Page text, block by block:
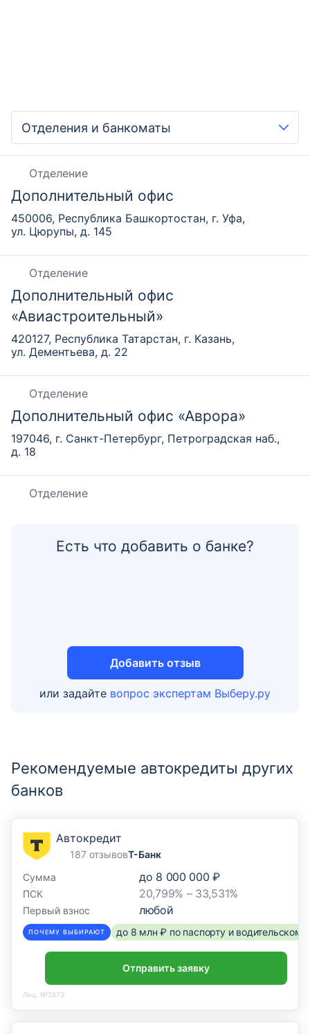
Отделение
Дополнительный офис
450006, Республика Башкортостан, г. Уфа,
ул. Цюрупы, д. 145
Отделение
Дополнительный офис
«Авиастроительный»
420127, Республика Татарстан, г. Казань,
ул. Дементьева, д. 22
Отделение
Дополнительный офис «Аврора»
197046, г. Санкт-Петербург, Петроградская наб.,
д. 18
Отделение
450077, Республика Башкортостан, г. Уфа, ул. Карла
Маркса, д. 20
Отделение
Дополнительный офис «Алтуфьевский»
Отделение
Дополнительный офис
423450, Республика Татарстан, г. Альметьевск,
ул. Ленина, д. 33
Отделение
Дополнительный офис «Ангарский»
665813, Иркутская обл., г. Ангарск, 86-й квартал,
д. 40
Отделение
Дополнительный офис «Арбатский»
Есть что добавить о банке?
Добавить отзыв
или задайте вопрос экспертам Выберу.ру
Рекомендуемые автокредиты других
банков
Автокредит
187 отзывовТ-Банк
Сумма
до 8 000 000 ₽
ПСК 20,799% – 33,531%
Первый взнос любой
ПОЧЕМУ ВЫБИРАЮТ до 8 млн ₽ по паспорту и
Отправить заявку
Лиц. №2673